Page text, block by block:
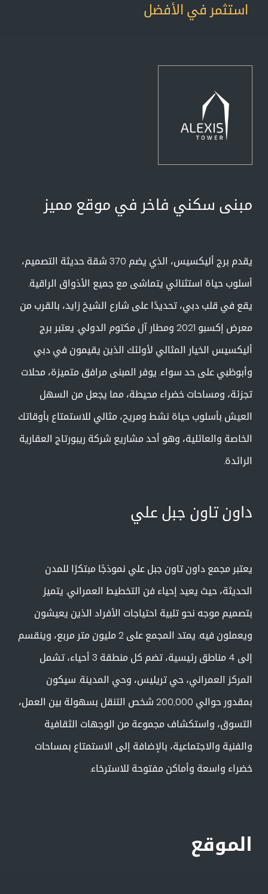
استثمر في الأفضل
مبنى سكني فاخر في موقع مميز
يقدم برج أليكسيس، الذي يضم 370 شقة حديثة التصميم،
أسلوب حياة استثنائي يتماشى مع جميع الأذواق الراقية.
يقع في قلب دبي، تحديدًا على شارع الشيخ زايد، بالقرب من
معرض إكسبو 2021 ومطار آل مكتوم الدولي. يعتبر برج
أليكسيس الخيار المثالي لأولئك الذين يقيمون في دبي
وأبوظبي على حد سواء. يوفر المبنى مرافق متميزة، محلات
تجزئة، ومساحات خضراء محيطة، مما يجعل من السهل
العيش بأسلوب حياة نشط ومريح، مثالي للاستمتاع بأوقاتك
الخاصة والعائلية، وهو أحد مشاريع شركة ريبورتاج العقارية
الرائدة.
داون تاون جبل علي
يعتبر مجمع داون تاون جبل علي نموذجًا مبتكرًا للمدن
الحديثة، حيث يعيد إحياء فن التخطيط العمراني. يتميز
بتصميم موجه نحو تلبية احتياجات الأفراد الذين يعيشون
ويعملون فيه. يمتد المجمع على 2 مليون متر مربع، وينقسم
إلى 4 مناطق رئيسية، تضم كل منطقة 3 أحياء، تشمل
المركز العمراني، حي تريليس، وحي المدينة. سيكون
بمقدور حوالي 200,000 شخص التنقل بسهولة بين العمل،
التسوق، واستكشاف مجموعة من الوجهات الثقافية
والفنية والاجتماعية، بالإضافة إلى الاستمتاع بمساحات
خضراء واسعة وأماكن مفتوحة للاسترخاء.
الموقع